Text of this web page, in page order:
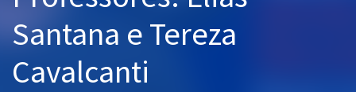
Aprovados
Santana e Tereza
Cavalcanti